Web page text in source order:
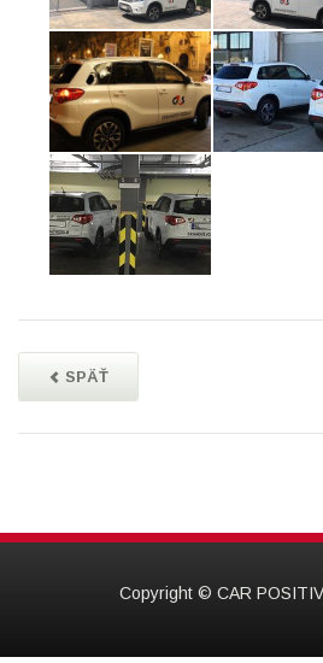
SPÄŤ
Copyright © CAR